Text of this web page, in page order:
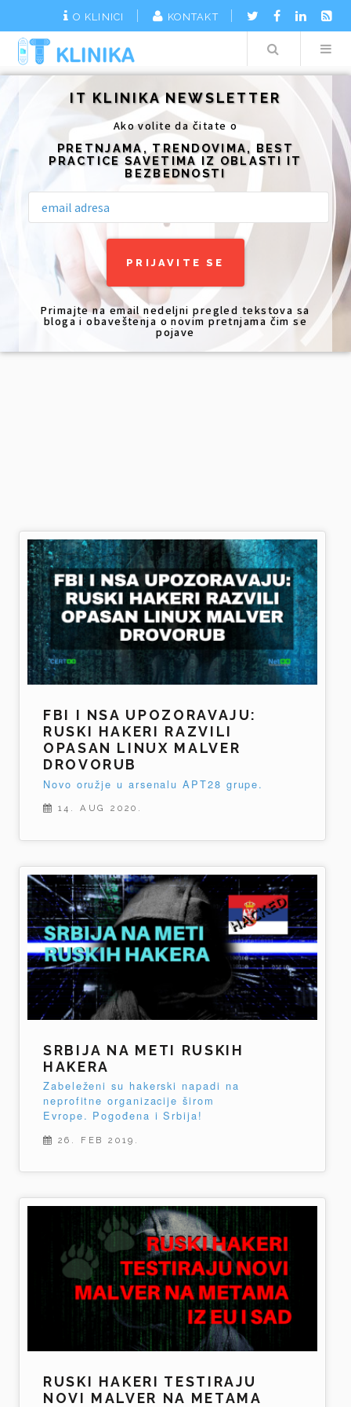
O KLINICI KONTAKT
Search
IT KLINIKA NEWSLETTER
Ako volite da čitate o
PRETNJAMA, TRENDOVIMA, BEST
PRACTICE SAVETIMA IZ OBLASTI IT
BEZBEDNOSTI
Primajte na email nedeljni pregled tekstova sa
bloga i obaveštenja o novim pretnjama čim se
pojave
FBI I NSA UPOZORAVAJU:
RUSKI HAKERI RAZVILI
OPASAN LINUX MALVER
DROVORUB
Novo oružje u arsenalu APT28 grupe.
14. AUG 2020.
SRBIJA NA METI RUSKIH
HAKERA
Zabeleženi su hakerski napadi na
neprofitne organizacije širom
Evrope. Pogođena i Srbija!
26. FEB 2019.
RUSKI HAKERI TESTIRAJU
NOVI MALVER NA METAMA